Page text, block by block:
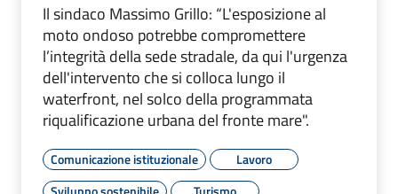
Il sindaco Massimo Grillo: “L'esposizione al
moto ondoso potrebbe compromettere
l’integrità della sede stradale, da qui l'urgenza
dell'intervento che si colloca lungo il
waterfront, nel solco della programmata
riqualificazione urbana del fronte mare".
Comunicazione istituzionale
Lavoro